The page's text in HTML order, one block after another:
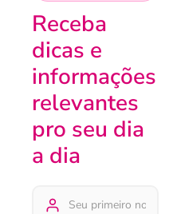
Receba
dicas e
informações
relevantes
pro seu dia
a dia